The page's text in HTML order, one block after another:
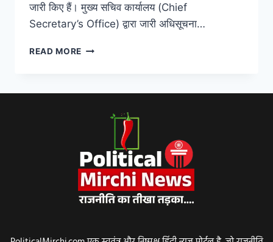
जारी किए हैं। मुख्य सचिव कार्यालय (Chief
Secretary’s Office) द्वारा जारी अधिसूचना…
READ MORE